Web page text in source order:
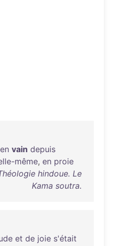
en vain depuis
même, en proie
hindoue. Le
Kama soutra.
et de joie s'était